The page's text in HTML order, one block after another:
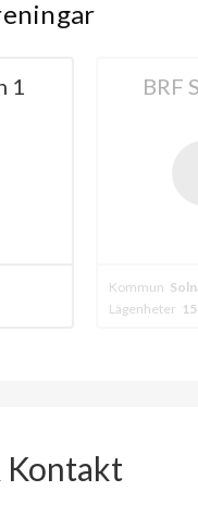
BRF
Kommun Solna
Lägenheter 15
Kontakt